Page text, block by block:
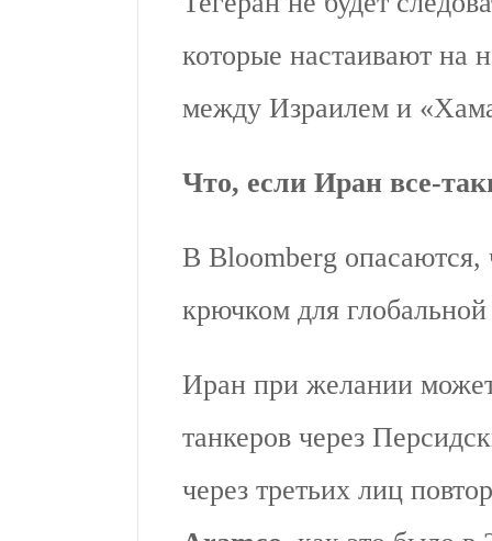
которые настаивают на
между Израилем и
Что, если Иран все-
В Bloomberg опасаются,
крючком для
Иран при желании
танкеров через
через третьих лиц